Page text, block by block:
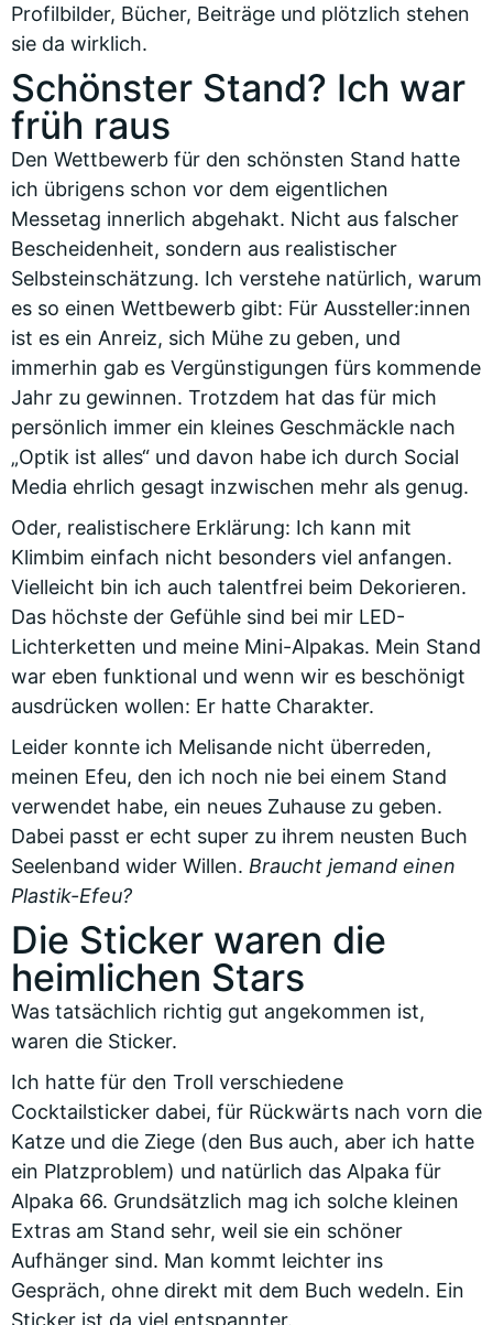
Profilbilder, Bücher, Beiträge und plötzlich stehen
sie da wirklich.
Schönster Stand? Ich war
früh raus
Den Wettbewerb für den schönsten Stand hatte
ich übrigens schon vor dem eigentlichen
Messetag innerlich abgehakt. Nicht aus falscher
Bescheidenheit, sondern aus realistischer
Selbsteinschätzung. Ich verstehe natürlich, warum
es so einen Wettbewerb gibt: Für Aussteller:innen
ist es ein Anreiz, sich Mühe zu geben, und
immerhin gab es Vergünstigungen fürs kommende
Jahr zu gewinnen. Trotzdem hat das für mich
persönlich immer ein kleines Geschmäckle nach
„Optik ist alles“ und davon habe ich durch Social
Media ehrlich gesagt inzwischen mehr als genug.
Oder, realistischere Erklärung: Ich kann mit
Klimbim einfach nicht besonders viel anfangen.
Vielleicht bin ich auch talentfrei beim Dekorieren.
Das höchste der Gefühle sind bei mir LED-
Lichterketten und meine Mini-Alpakas. Mein Stand
war eben funktional und wenn wir es beschönigt
ausdrücken wollen: Er hatte Charakter.
Leider konnte ich Melisande nicht überreden,
meinen Efeu, den ich noch nie bei einem Stand
verwendet habe, ein neues Zuhause zu geben.
Dabei passt er echt super zu ihrem neusten Buch
Seelenband wider Willen. Braucht jemand einen
Plastik-Efeu?
Die Sticker waren die
heimlichen Stars
Was tatsächlich richtig gut angekommen ist,
waren die Sticker.
Ich hatte für den Troll verschiedene
Cocktailsticker dabei, für Rückwärts nach vorn die
Katze und die Ziege (den Bus auch, aber ich hatte
ein Platzproblem) und natürlich das Alpaka für
Alpaka 66. Grundsätzlich mag ich solche kleinen
Extras am Stand sehr, weil sie ein schöner
Aufhänger sind. Man kommt leichter ins
Gespräch, ohne direkt mit dem Buch wedeln. Ein
Sticker ist da viel entspannter.